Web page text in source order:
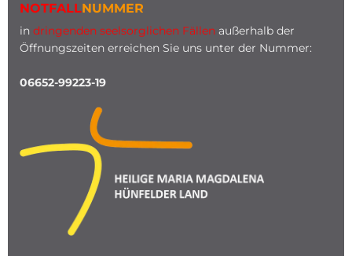
NOTFALLNUMMER
in dringenden seelsorglichen Fällen außerhalb der
Öffnungszeiten erreichen Sie uns unter der Nummer:
06652-99223-19